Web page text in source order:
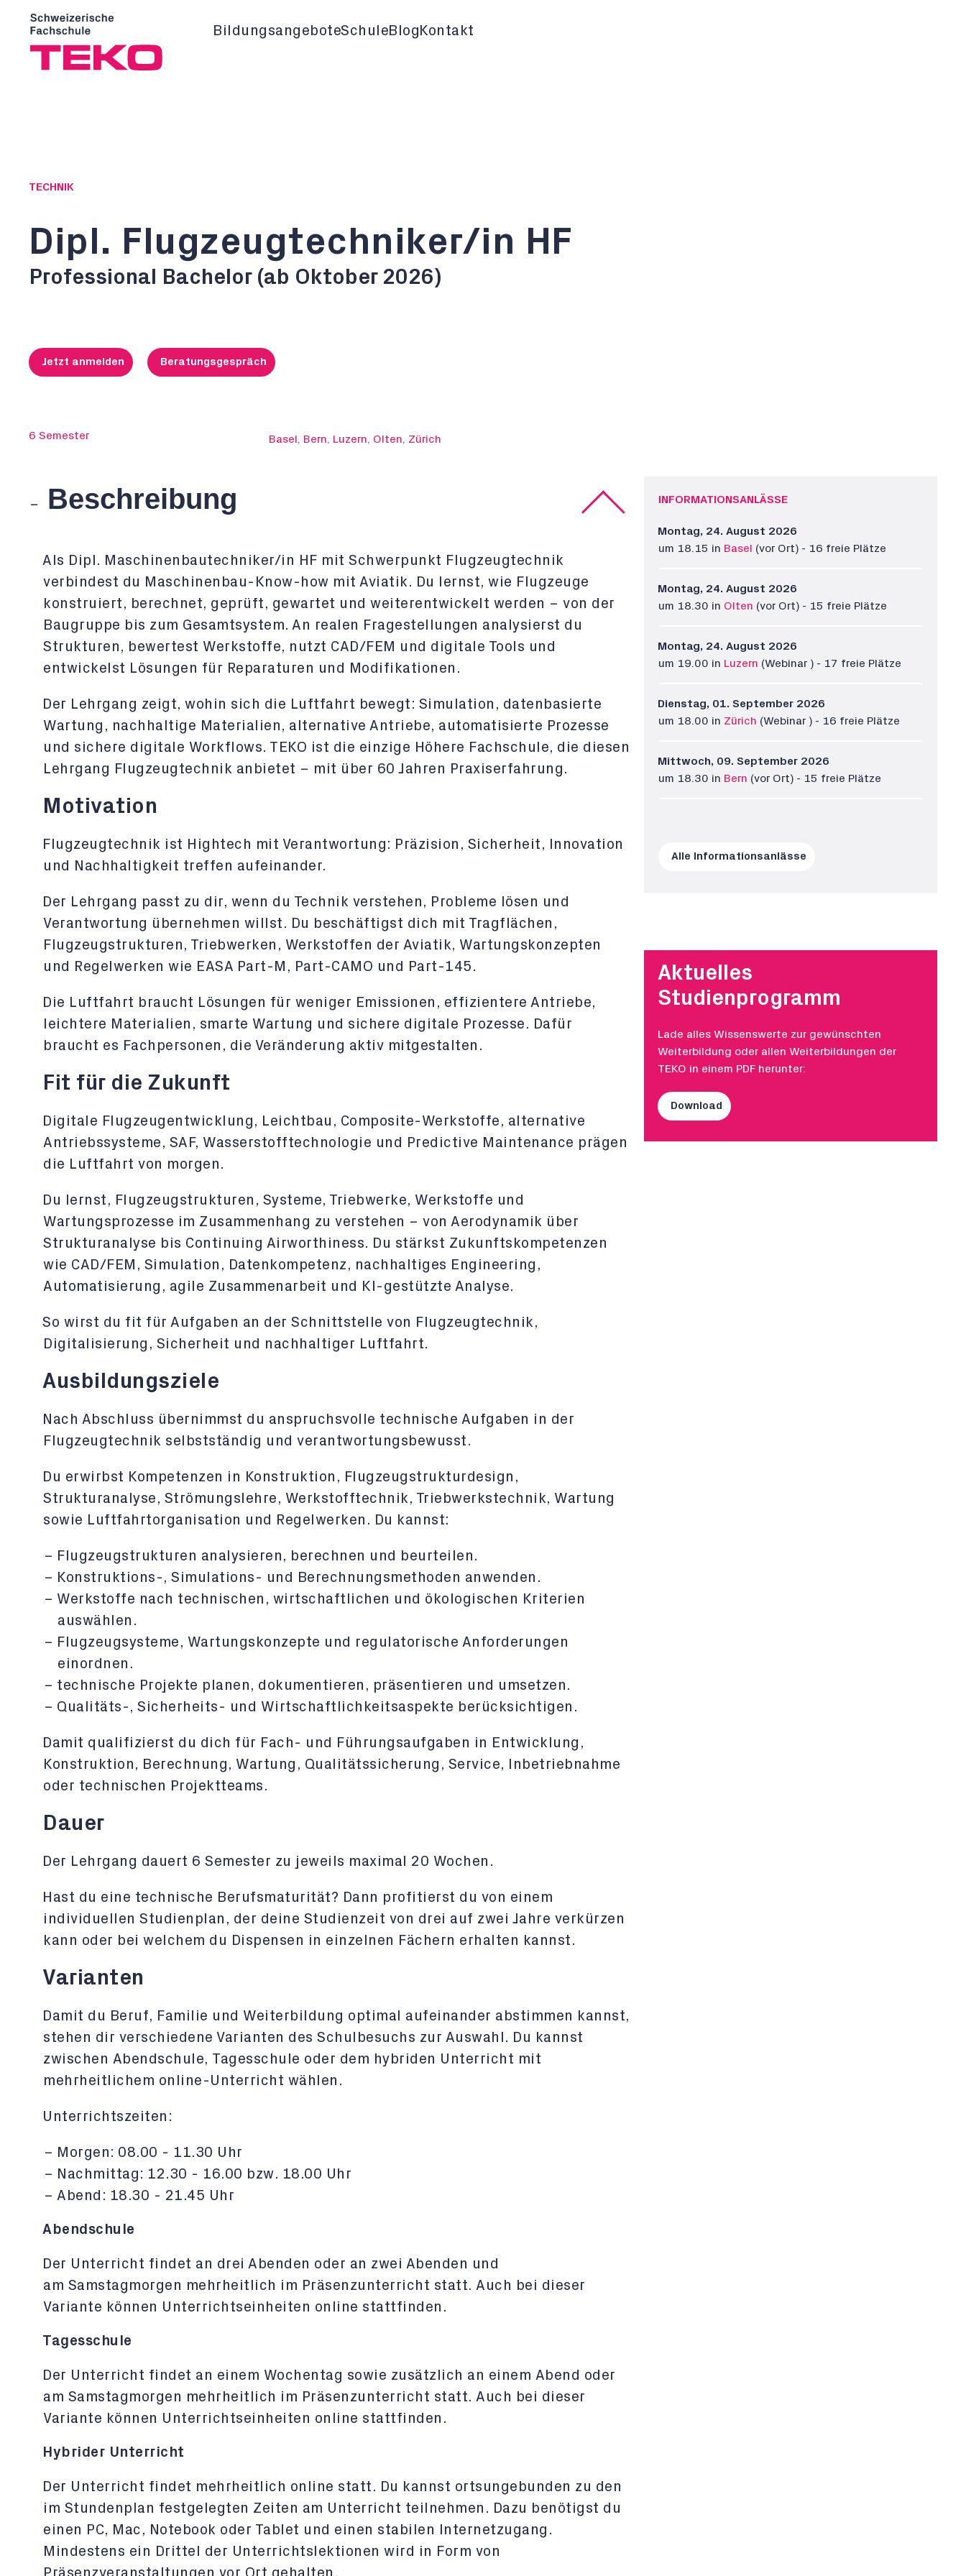
BildungsangeboteSchule Blog Kontakt
TECHNIK
Dipl. Flugzeugtechniker/in HF
Professional Bachelor (ab Oktober 2026)
Jetzt anmelden Beratungsgespräch
6 Semester Basel, Bern, Luzern, Olten, Zürich
Beschreibung
Als Dipl. Maschinenbautechniker/in HF mit Schwerpunkt Flugzeugtechnik
verbindest du Maschinenbau-Know-how mit Aviatik. Du lernst, wie Flugzeuge
konstruiert, berechnet, geprüft, gewartet und weiterentwickelt werden – von der
Baugruppe bis zum Gesamtsystem. An realen Fragestellungen analysierst du
Strukturen, bewertest Werkstoffe, nutzt CAD/FEM und digitale Tools und
entwickelst Lösungen für Reparaturen und Modifikationen.
Der Lehrgang zeigt, wohin sich die Luftfahrt bewegt: Simulation, datenbasierte
Wartung, nachhaltige Materialien, alternative Antriebe, automatisierte Prozesse
und sichere digitale Workflows. TEKO ist die einzige Höhere Fachschule, die diesen
Lehrgang Flugzeugtechnik anbietet – mit über 60 Jahren Praxiserfahrung.
Motivation
Flugzeugtechnik ist Hightech mit Verantwortung: Präzision, Sicherheit, Innovation
und Nachhaltigkeit treffen aufeinander.
Der Lehrgang passt zu dir, wenn du Technik verstehen, Probleme lösen und
Verantwortung übernehmen willst. Du beschäftigst dich mit Tragflächen,
Flugzeugstrukturen, Triebwerken, Werkstoffen der Aviatik, Wartungskonzepten
und Regelwerken wie EASA Part-M, Part-CAMO und Part-145.
Die Luftfahrt braucht Lösungen für weniger Emissionen, effizientere Antriebe,
leichtere Materialien, smarte Wartung und sichere digitale Prozesse. Dafür
braucht es Fachpersonen, die Veränderung aktiv mitgestalten.
Fit für die Zukunft
Digitale Flugzeugentwicklung, Leichtbau, Composite-Werkstoffe, alternative
Antriebssysteme, SAF, Wasserstofftechnologie und Predictive Maintenance prägen
die Luftfahrt von morgen.
Du lernst, Flugzeugstrukturen, Systeme, Triebwerke, Werkstoffe und
Wartungsprozesse im Zusammenhang zu verstehen – von Aerodynamik über
Strukturanalyse bis Continuing Airworthiness. Du stärkst Zukunftskompetenzen
wie CAD/FEM, Simulation, Datenkompetenz, nachhaltiges Engineering,
Automatisierung, agile Zusammenarbeit und KI-gestützte Analyse.
So wirst du fit für Aufgaben an der Schnittstelle von Flugzeugtechnik,
Digitalisierung, Sicherheit und nachhaltiger Luftfahrt.
Ausbildungsziele
Nach Abschluss übernimmst du anspruchsvolle technische Aufgaben in der
Flugzeugtechnik selbstständig und verantwortungsbewusst.
Du erwirbst Kompetenzen in Konstruktion, Flugzeugstrukturdesign,
Strukturanalyse, Strömungslehre, Werkstofftechnik, Triebwerkstechnik, Wartung
sowie Luftfahrtorganisation und Regelwerken. Du kannst:
Flugzeugstrukturen analysieren, berechnen und beurteilen.
Konstruktions-, Simulations- und Berechnungsmethoden anwenden.
Werkstoffe nach technischen, wirtschaftlichen und ökologischen Kriterien
auswählen.
Flugzeugsysteme, Wartungskonzepte und regulatorische Anforderungen
einordnen.
technische Projekte planen, dokumentieren, präsentieren und umsetzen.
Qualitäts-, Sicherheits- und Wirtschaftlichkeitsaspekte berücksichtigen.
Damit qualifizierst du dich für Fach- und Führungsaufgaben in Entwicklung,
Konstruktion, Berechnung, Wartung, Qualitätssicherung, Service, Inbetriebnahme
oder technischen Projektteams.
Dauer
Der Lehrgang dauert 6 Semester zu jeweils maximal 20 Wochen.
Hast du eine technische Berufsmaturität? Dann profitierst du von einem
individuellen Studienplan, der deine Studienzeit von drei auf zwei Jahre verkürzen
kann oder bei welchem du Dispensen in einzelnen Fächern erhalten kannst.
Varianten
Damit du Beruf, Familie und Weiterbildung optimal aufeinander abstimmen kannst,
stehen dir verschiedene Varianten des Schulbesuchs zur Auswahl. Du kannst
zwischen Abendschule, Tagesschule oder dem hybriden Unterricht mit
mehrheitlichem online-Unterricht wählen.
Unterrichtszeiten:
Morgen: 08.00 - 11.30 Uhr
Nachmittag: 12.30 - 16.00 bzw. 18.00 Uhr
Abend: 18.30 - 21.45 Uhr
Abendschule
Der Unterricht findet an drei Abenden oder an zwei Abenden und
am Samstagmorgen mehrheitlich im Präsenzunterricht statt. Auch bei dieser
Variante können Unterrichtseinheiten online stattfinden.
Tagesschule
Der Unterricht findet an einem Wochentag sowie zusätzlich an einem Abend oder
am Samstagmorgen mehrheitlich im Präsenzunterricht statt. Auch bei dieser
Variante können Unterrichtseinheiten online stattfinden.
Hybrider Unterricht
Der Unterricht findet mehrheitlich online statt. Du kannst ortsungebunden zu den
im Stundenplan festgelegten Zeiten am Unterricht teilnehmen. Dazu benötigst du
einen PC, Mac, Notebook oder Tablet und einen stabilen Internetzugang.
Mindestens ein Drittel der Unterrichtslektionen wird in Form von
INFORMATIONSANLÄSSE
Montag, 24. August 2026
um 18.15 in Basel (vor Ort) - 16 freie Plätze
Montag, 24. August 2026
um 18.30 in Olten (vor Ort) - 15 freie Plätze
Montag, 24. August 2026
um 19.00 in Luzern (Webinar ) - 17 freie Plätze
Dienstag, 01. September 2026
um 18.00 in Zürich (Webinar ) - 16 freie Plätze
Mittwoch, 09. September 2026
um 18.30 in Bern (vor Ort) - 15 freie Plätze
Alle Informationsanlässe
Aktuelles
Studienprogramm
Lade alles Wissenswerte zur gewünschten
Weiterbildung oder allen Weiterbildungen der
TEKO in einem PDF herunter:
Download